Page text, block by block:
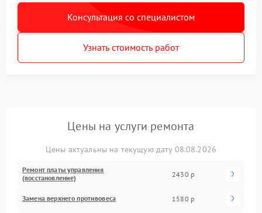
Консультация со специалистом
Узнать стоимость работ
Цены на услуги ремонта
Цены актуальны на текущую дату 08.08.2026
Ремонт платы управления
(восстановление)
2430 р
Замена верхнего противовеса 1580 р